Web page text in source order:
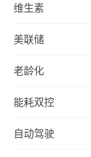
维生素
美联储
老龄化
能耗双控
自动驾驶